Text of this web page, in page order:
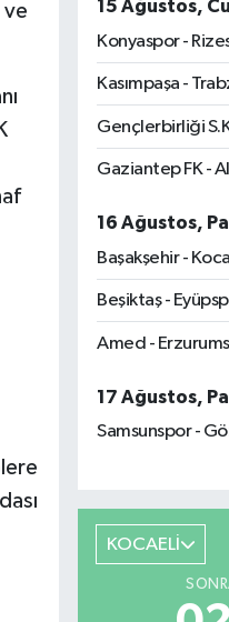
ve
15 Ağustos,
Konyaspor -
Kasımpaşa -
Gençlerbirliği
Gaziantep FK -
16 Ağustos,
Başakşehir -
Beşiktaş -
Amed -
17 Ağustos,
Samsunspor -
KOCAELİ